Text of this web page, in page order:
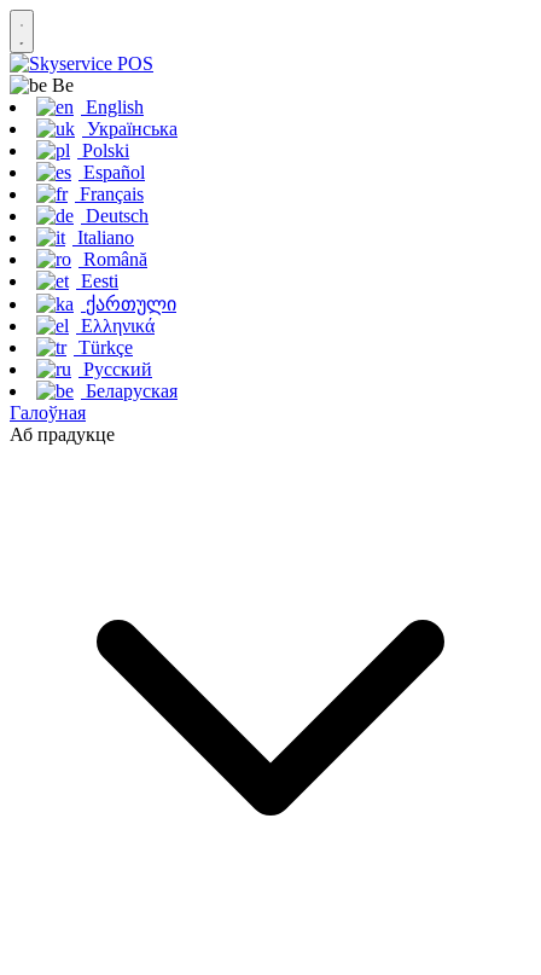
Be
English
Українська
Polski
Español
Français
Deutsch
Italiano
Română
Eesti
ქართული
Ελληνικά
Türkçe
Русский
Беларуская
Галоўная
Аб прадукце